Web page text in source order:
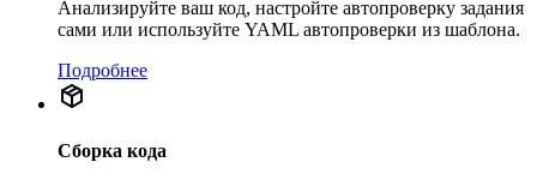
Анализируйте ваш код, настройте автопроверку задания
сами или используйте YAML автопроверки из шаблона.
Подробнее
Сборка кода